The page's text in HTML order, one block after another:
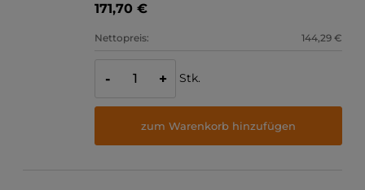
171,70 €
Nettopreis: 144,29 €
- + Stk.
zum Warenkorb hinzufügen